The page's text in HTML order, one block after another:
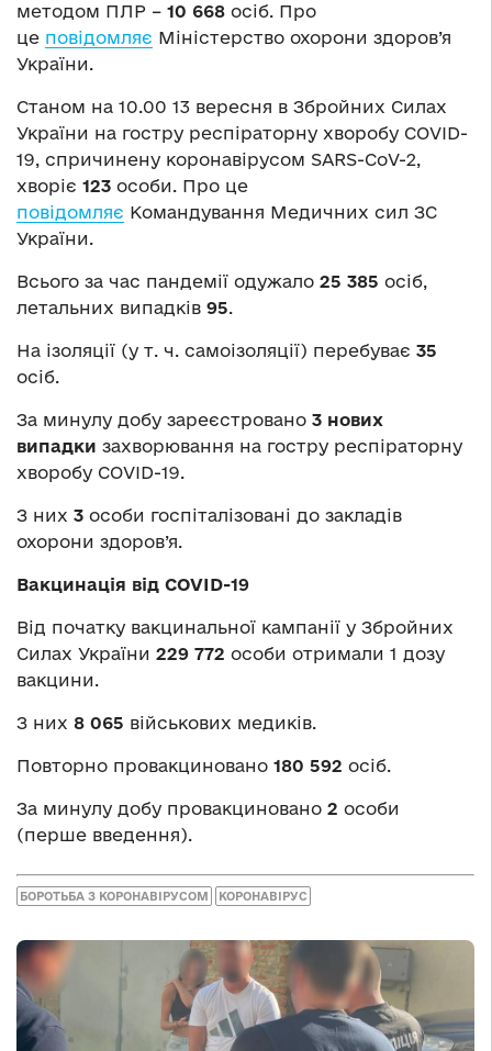
методом ПЛР – 10 668 осіб. Про
це повідомляє Міністерство охорони здоров’я
України.
Станом на 10.00 13 вересня в Збройних Силах
України на гостру респіраторну хворобу COVID-
19, спричинену коронавірусом SARS-CoV-2,
хворіє 123 особи. Про це
повідомляє Командування Медичних сил ЗС
України.
Всього за час пандемії одужало 25 385 осіб,
летальних випадків 95.
На ізоляції (у т. ч. самоізоляції) перебуває 35
осіб.
За минулу добу зареєстровано 3 нових
випадки захворювання на гостру респіраторну
хворобу COVID-19.
З них 3 особи госпіталізовані до закладів
охорони здоров’я.
Вакцинація від COVID-19
Від початку вакцинальної кампанії у Збройних
Силах України 229 772 особи отримали 1 дозу
вакцини.
З них 8 065 військових медиків.
Повторно провакциновано 180 592 осіб.
За минулу добу провакциновано 2 особи
(перше введення).
БОРОТЬБА З КОРОНАВІРУСОМ КОРОНАВІРУС